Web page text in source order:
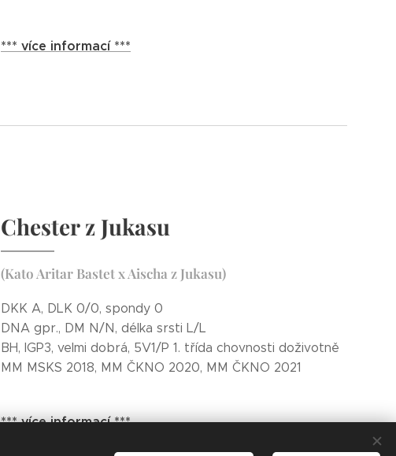
*** více informací ***
Chester z Jukasu
(Kato Aritar Bastet x Aischa z Jukasu)
DKK A, DLK 0/0, spondy 0
DNA gpr., DM N/N, délka srsti L/L
BH, IGP3, velmi dobrá, 5V1/P 1. třída chovnosti doživotně
MM MSKS 2018, MM ČKNO 2020, MM ČKNO 2021
*** více informací ***